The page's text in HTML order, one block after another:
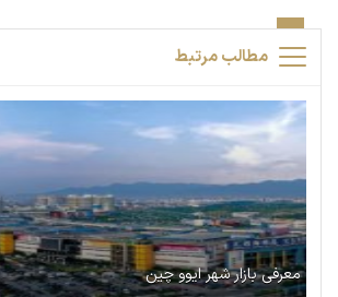
مطالب مرتبط
معرفی بازار شهر ایوو چین